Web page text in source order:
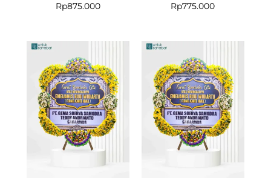
Rp875.000
Rp775.000